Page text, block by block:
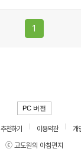
1
PC 버전
추천하기 이용약관
개
ⓒ 고도원의 아침편지